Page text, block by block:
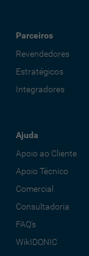
Parceiros
Revendedores
Estratégicos
Integradores
Ajuda
Apoio ao Cliente
Apoio Técnico
Comercial
Consultadoria
FAQ's
WikIDONIC